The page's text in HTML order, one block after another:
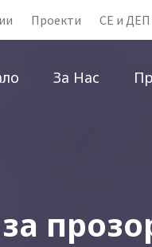
Проекти CE и ДЕП
За Нас